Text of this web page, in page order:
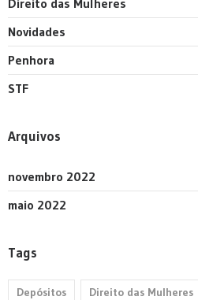
Direito das Mulheres
Novidades
Penhora
STF
Arquivos
novembro 2022
maio 2022
Tags
Depósitos Direito das Mulheres